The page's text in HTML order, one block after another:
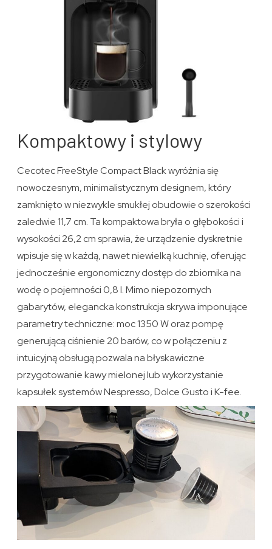
Kompaktowy i stylowy
Cecotec FreeStyle Compact Black wyróżnia się
nowoczesnym, minimalistycznym designem, który
zamknięto w niezwykle smukłej obudowie o szerokości
zaledwie 11,7 cm. Ta kompaktowa bryła o głębokości i
wysokości 26,2 cm sprawia, że urządzenie dyskretnie
wpisuje się w każdą, nawet niewielką kuchnię, oferując
jednocześnie ergonomiczny dostęp do zbiornika na
wodę o pojemności 0,8 l. Mimo niepozornych
gabarytów, elegancka konstrukcja skrywa imponujące
parametry techniczne: moc 1350 W oraz pompę
generującą ciśnienie 20 barów, co w połączeniu z
intuicyjną obsługą pozwala na błyskawiczne
przygotowanie kawy mielonej lub wykorzystanie
kapsułek systemów Nespresso, Dolce Gusto i K-fee.